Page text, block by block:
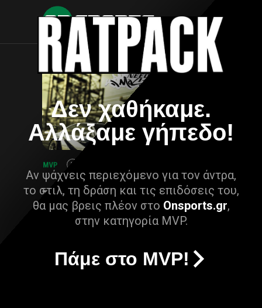
Δεν χαθήκαμε.
Αλλάξαμε γήπεδο!
Αν ψάχνεις περιεχόμενο για τον άντρα,
το στιλ, τη δράση και τις επιδόσεις του,
θα μας βρεις πλέον στο Onsports.gr,
στην κατηγορία MVP.
Πάμε στο MVP!